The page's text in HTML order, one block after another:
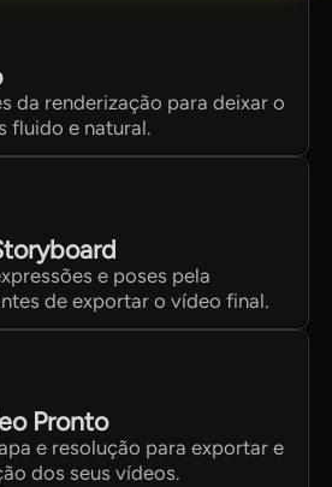
da renderização para deixar o
fluido e natural.
e poses pela
de exportar o vídeo final.
Pronto
e resolução para exportar e
dos seus vídeos.